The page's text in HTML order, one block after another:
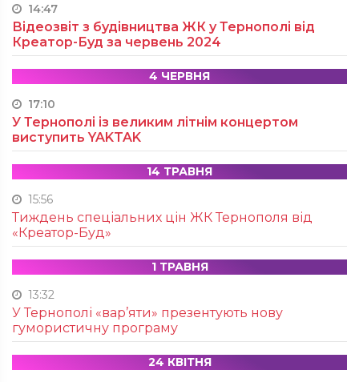
14:47
Відеозвіт з будівництва ЖК у Тернополі від
Креатор-Буд за червень 2024
4 ЧЕРВНЯ
17:10
У Тернополі із великим літнім концертом
виступить YAKTAK
14 ТРАВНЯ
15:56
Тиждень спеціальних цін ЖК Тернополя від
«Креатор-Буд»
1 ТРАВНЯ
13:32
У Тернополі «вар’яти» презентують нову
гумористичну програму
24 КВІТНЯ